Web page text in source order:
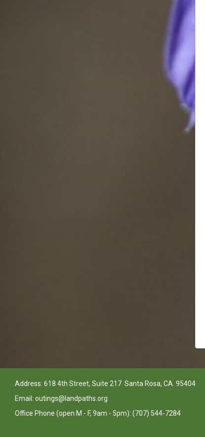
Address: 618 4th Street, Suite 217 Santa Rosa, CA. 95404
Email: outings@landpaths.org
Office Phone (open M - F, 9am - 5pm): (707) 544-7284